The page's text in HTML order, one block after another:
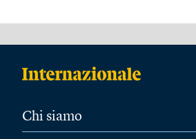
Chi siamo